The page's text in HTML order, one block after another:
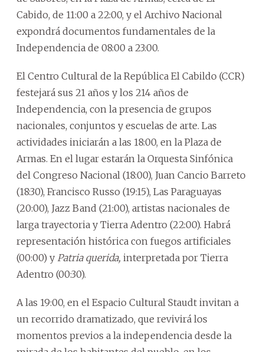
Cabido, de 11:00 a 22:00, y el Archivo Nacional
expondrá documentos fundamentales de la
Independencia de 08:00 a 23:00.
El Centro Cultural de la República El Cabildo (CCR)
festejará sus 21 años y los 214 años de
Independencia, con la presencia de grupos
nacionales, conjuntos y escuelas de arte. Las
actividades iniciarán a las 18:00, en la Plaza de
Armas. En el lugar estarán la Orquesta Sinfónica
del Congreso Nacional (18:00), Juan Cancio Barreto
(18:30), Francisco Russo (19:15), Las Paraguayas
(20:00), Jazz Band (21:00), artistas nacionales de
larga trayectoria y Tierra Adentro (22:00). Habrá
representación histórica con fuegos artificiales
(00:00) y Patria querida, interpretada por Tierra
Adentro (00:30).
A las 19:00, en el Espacio Cultural Staudt invitan a
un recorrido dramatizado, que revivirá los
momentos previos a la independencia desde la